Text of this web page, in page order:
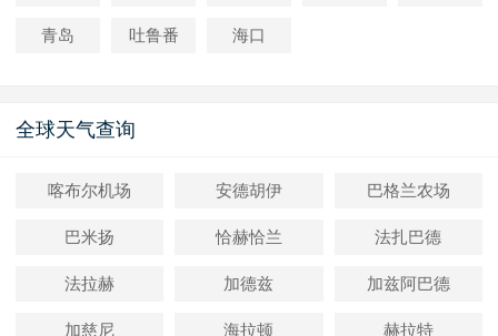
青岛 吐鲁番 海口
全球天气查询
喀布尔机场 安德胡伊 巴格兰农场
巴米扬 恰赫恰兰 法扎巴德
法拉赫 加德兹 加兹阿巴德
加慈尼 海拉顿 赫拉特